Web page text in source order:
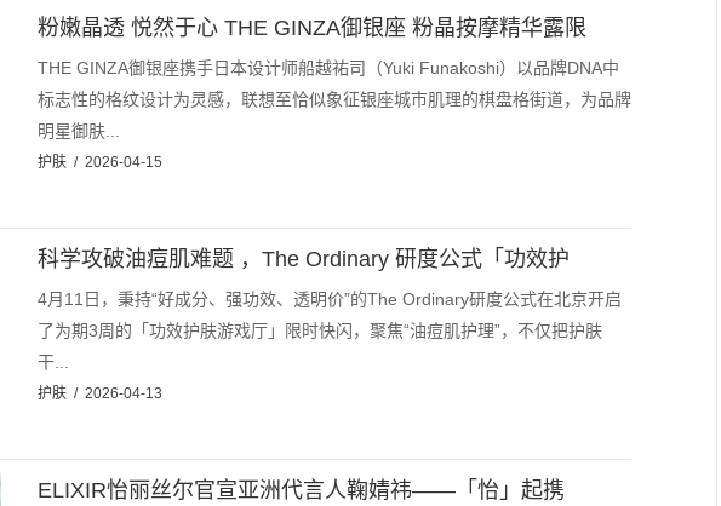
粉嫩晶透 悦然于心 THE GINZA御银座 粉晶按摩精华露限
THE GINZA御银座携手日本设计师船越祐司（Yuki Funakoshi）以品牌DNA中
标志性的格纹设计为灵感，联想至恰似象征银座城市肌理的棋盘格街道，为品牌
明星御肤...
护肤 / 2026-04-15
科学攻破油痘肌难题 ，The Ordinary 研度公式「功效护
4月11日，秉持“好成分、强功效、透明价”的The Ordinary研度公式在北京开启
了为期3周的「功效护肤游戏厅」限时快闪，聚焦“油痘肌护理”，不仅把护肤
干...
护肤 / 2026-04-13
ELIXIR怡丽丝尔官宣亚洲代言人鞠婧祎——「怡」起携